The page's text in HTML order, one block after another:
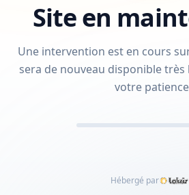
Site en
Une intervention est en cours
sera de nouveau disponible
votre
Hébergé par